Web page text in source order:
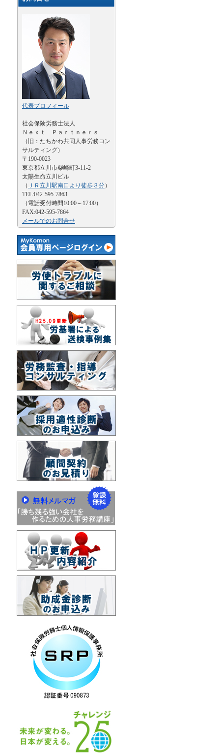
代表プロフィール
社会保険労務士法人
Ｎｅｘｔ Ｐａｒｔｎｅｒｓ
（旧：たちかわ共同人事労務コン
サルティング）
〒190-0023
東京都立川市柴崎町3-11-2
太陽生命立川ビル
（ ＪＲ立川駅南口より徒歩３分）
TEL:042-595-7863
（電話受付時間10:00～17:00）
FAX:042-595-7864
メールでのお問合せ